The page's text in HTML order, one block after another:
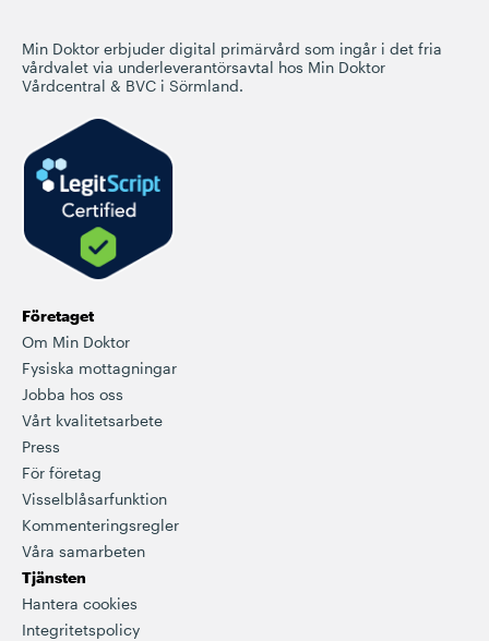
Min Doktor erbjuder digital primärvård som ingår i det fria
vårdvalet via underleverantörsavtal hos Min Doktor
Vårdcentral & BVC i Sörmland.
Företaget
Om Min Doktor
Fysiska mottagningar
Jobba hos oss
Vårt kvalitetsarbete
Press
För företag
Visselblåsarfunktion
Kommenteringsregler
Våra samarbeten
Tjänsten
Hantera cookies
Integritetspolicy